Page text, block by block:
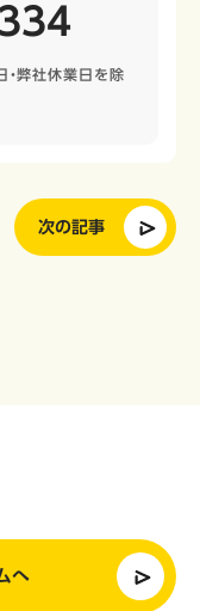
・弊社休業日を除
次の記事
へ